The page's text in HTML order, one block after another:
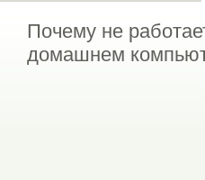
Почему не
домашнем